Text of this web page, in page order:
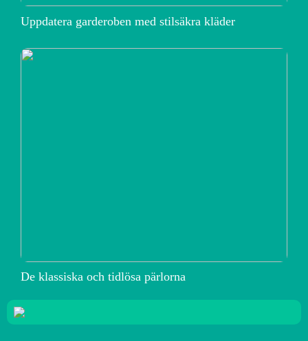
Uppdatera garderoben med stilsäkra kläder
De klassiska och tidlösa pärlorna